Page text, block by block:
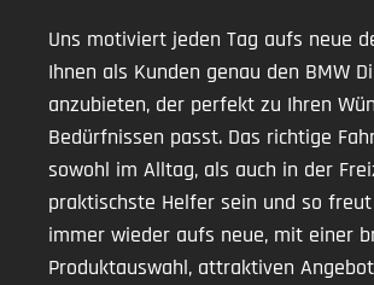
Uns motiviert jeden Tag aufs neue
Ihnen als Kunden genau den BMW
anzubieten, der perfekt zu Ihren
Bedürfnissen passt. Das richtige
sowohl im Alltag, als auch in der
praktischste Helfer sein und so
immer wieder aufs neue, mit einer
Produktauswahl, attraktiven